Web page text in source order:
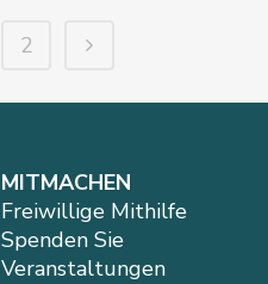
2
MITMACHEN
Freiwillige Mithilfe
Spenden Sie
Veranstaltungen